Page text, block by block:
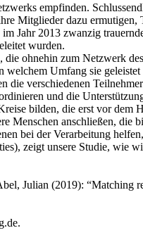
empfinden.
Mitglieder dazu ermutigen,
Jahr 2013 zwanzig
wurden.
ohnehin zum Netzwerk
Umfang sie
verschiedenen
und die
bilden, die erst vor dem
Menschen anschließen,
bei der Verarbeitung
zeigt unsere Studie,
Julian (2019): “Matching